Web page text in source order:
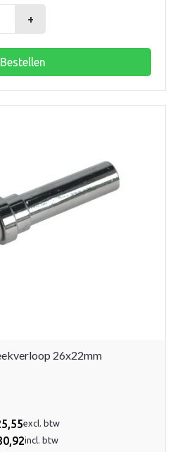
+
Bestellen
26x22mm
excl. btw
incl. btw